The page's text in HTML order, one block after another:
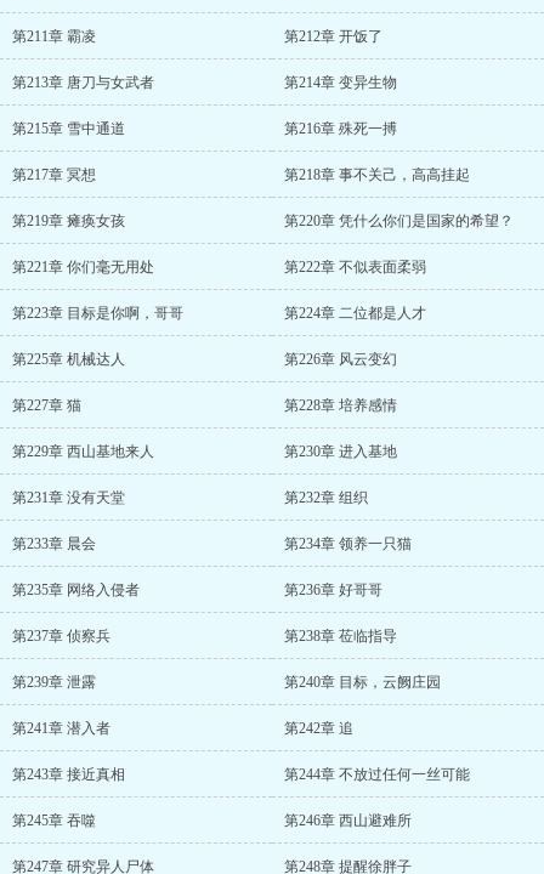
第211章 霸凌 第212章 开饭了
第213章 唐刀与女武者 第214章 变异生物
第215章 雪中通道 第216章 殊死一搏
第217章 冥想 第218章 事不关己，高高挂起
第219章 瘫痪女孩 第220章 凭什么你们是国家的希望？
第221章 你们毫无用处 第222章 不似表面柔弱
第223章 目标是你啊，哥哥 第224章 二位都是人才
第225章 机械达人 第226章 风云变幻
第227章 猫 第228章 培养感情
第229章 西山基地来人 第230章 进入基地
第231章 没有天堂 第232章 组织
第233章 晨会 第234章 领养一只猫
第235章 网络入侵者 第236章 好哥哥
第237章 侦察兵 第238章 莅临指导
第239章 泄露 第240章 目标，云阙庄园
第241章 潜入者 第242章 追
第243章 接近真相 第244章 不放过任何一丝可能
第245章 吞噬 第246章 西山避难所
第247章 研究异人尸体 第248章 提醒徐胖子